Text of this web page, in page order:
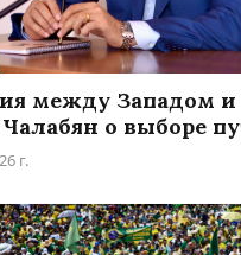
между Западом и
о выборе
г.